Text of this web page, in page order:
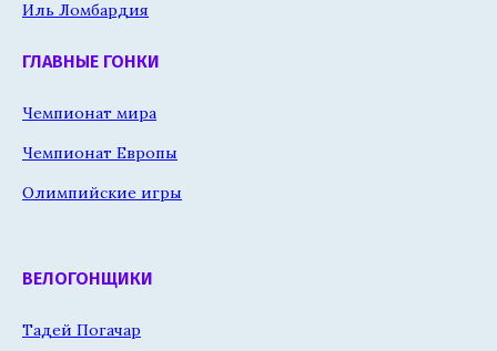
Иль Ломбардия
ГЛАВНЫЕ ГОНКИ
Чемпионат мира
Чемпионат Европы
Олимпийские игры
ВЕЛОГОНЩИКИ
Тадей Погачар